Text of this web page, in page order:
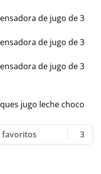
jugo leche choco
3